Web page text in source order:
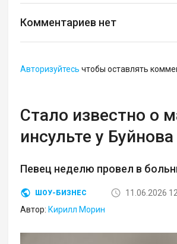
Комментариев нет
Авторизуйтесь чтобы оставлять
Стало известно о
инсульте у Буйнова
Певец неделю провел в
ШОУ-БИЗНЕС
11.06.2026
Автор: Кирилл Морин